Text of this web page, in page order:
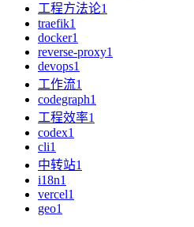
工程方法论1
traefik1
docker1
reverse-proxy1
devops1
工作流1
codegraph1
工程效率1
codex1
cli1
中转站1
i18n1
vercel1
geo1